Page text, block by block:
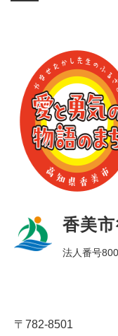
香美
法人番号
〒782-8501